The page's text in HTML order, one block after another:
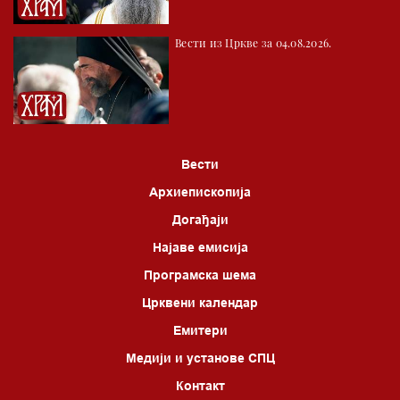
*најважније вести емитујемо на сваки пун сат
Вести из Цркве за 04.08.2026.
Вести
Архиепископија
Догађаји
Најаве емисија
Програмска шема
Црквени календар
Емитери
Медији и установе СПЦ
Контакт